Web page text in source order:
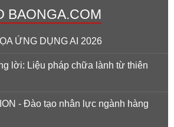
BAONGA.COM
ỨNG DỤNG AI 2026
lời: Liệu pháp chữa lành từ thiên
- Đào tạo nhân lực ngành hàng